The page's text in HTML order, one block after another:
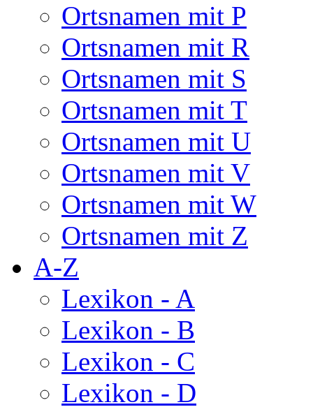
Ortsnamen mit P
Ortsnamen mit R
Ortsnamen mit S
Ortsnamen mit T
Ortsnamen mit U
Ortsnamen mit V
Ortsnamen mit W
Ortsnamen mit Z
A-Z
Lexikon - A
Lexikon - B
Lexikon - C
Lexikon - D